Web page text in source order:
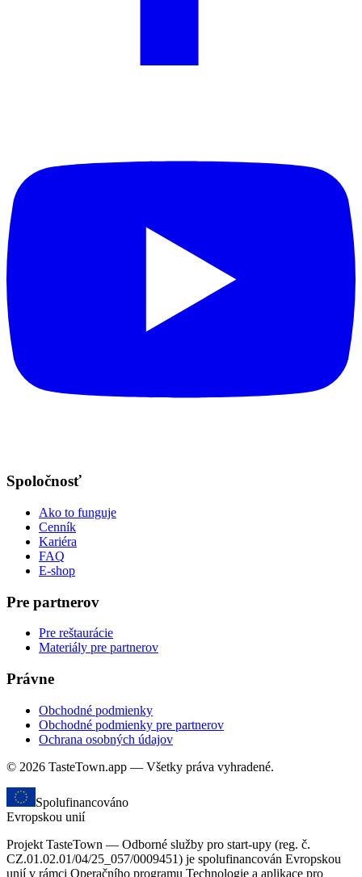
Spoločnosť
Ako to funguje
Cenník
Kariéra
FAQ
E-shop
Pre partnerov
Pre reštaurácie
Materiály pre partnerov
Právne
Obchodné podmienky
Obchodné podmienky pre partnerov
Ochrana osobných údajov
© 2026 TasteTown.app — Všetky práva vyhradené.
Spolufinancováno
Evropskou unií
Projekt TasteTown — Odborné služby pro start-upy (reg. č.
CZ.01.02.01/04/25_057/0009451) je spolufinancován Evropskou
unií v rámci Operačního programu Technologie a aplikace pro